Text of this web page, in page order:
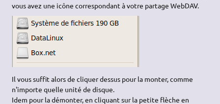
vous avez une icône correspondant à votre partage WebDAV.
Il vous suffit alors de cliquer dessus pour la monter, comme
n'importe quelle unité de disque.
Idem pour la démonter, en cliquant sur la petite flèche en